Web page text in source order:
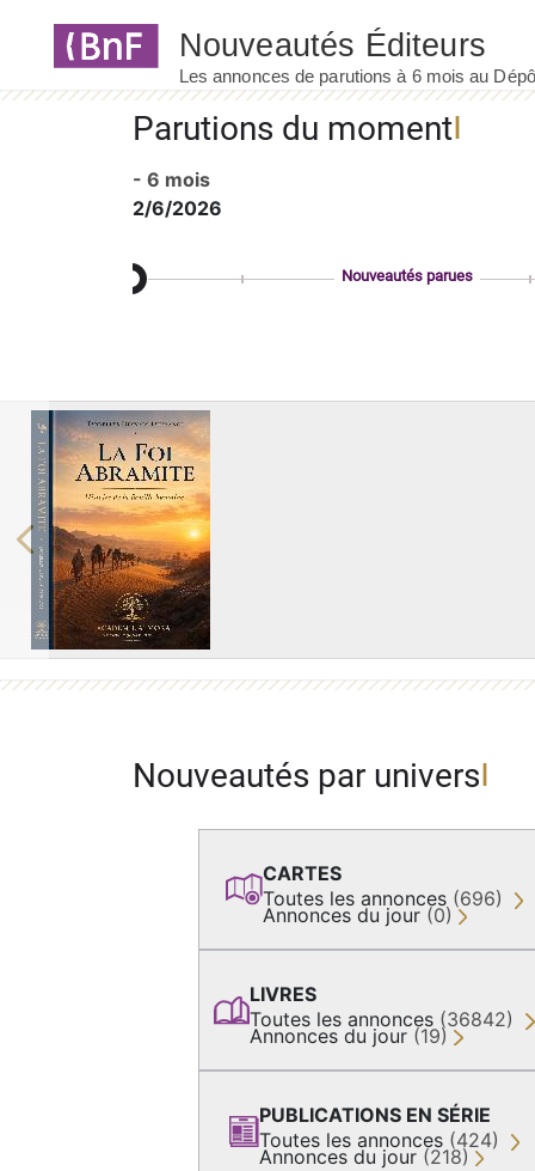
Parutions du moment
- 6 mois
2/6/2026
Nouveautés parues
Previous
Nouveautés par univers
CARTES
Toutes les annonces (696)
Annonces du jour (0)
LIVRES
Toutes les annonces (36842)
Annonces du jour (19)
PUBLICATIONS EN SÉRIE
Toutes les annonces (424)
Annonces du jour (218)